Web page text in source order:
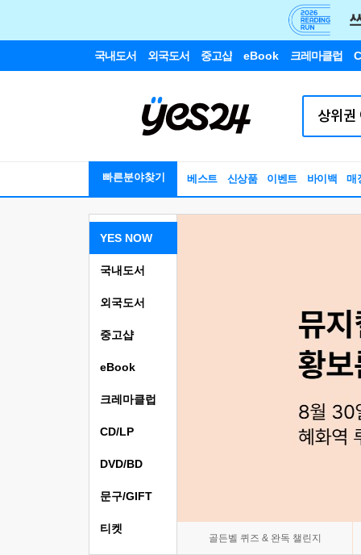
국내도서 외국도서 중고샵 eBook 크레마클럽
빠른분야찾기 베스트 신상품 이벤트 바이백 매
YES NOW
골든벨 퀴즈 & 완독 챌린지
국내도서
외국도서
중고샵
eBook
크레마클럽
CD/LP
DVD/BD
문구/GIFT
티켓